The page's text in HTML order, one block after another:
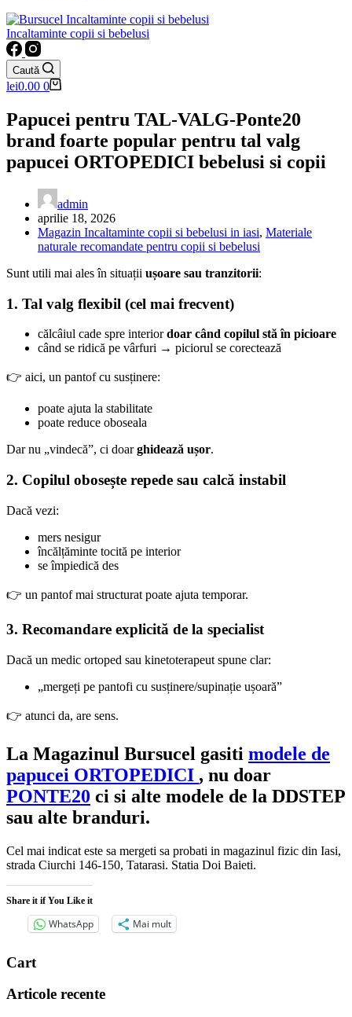
Incaltaminte copii si bebelusi
Caută
Coș
cumpărături
lei0.00 0
Papucei pentru TAL-VALG-Ponte20
brand foarte popular pentru tal valg
papucei ORTOPEDICI bebelusi si copii
admin
aprilie 18, 2026
Magazin Incaltaminte copii si bebelusi in iasi, Materiale
naturale recomandate pentru copii si bebelusi
Sunt utili mai ales în situații ușoare sau tranzitorii:
1. Tal valg flexibil (cel mai frecvent)
călcâiul cade spre interiordoar când copilul stă în picioare
când se ridică pe vârfuri → piciorul se corectează
👉 aici, un pantof cu susținere:
poate ajuta la stabilitate
poate reduce oboseala
Dar nu „vindecă”, ci doarghidează ușor.
2. Copilul obosește repede sau calcă instabil
Dacă vezi:
mers nesigur
încălțăminte tocită pe interior
se împiedică des
👉 un pantof mai structurat poate ajuta temporar.
3. Recomandare explicită de la specialist
Dacă un medic ortoped sau kinetoterapeut spune clar:
„mergeți pe pantofi cu susținere/supinație ușoară”
👉 atunci da, are sens.
La Magazinul Bursucel gasiti modele de
papucei ORTOPEDICI , nu doar
PONTE20 ci si alte modele de la DDSTEP
sau alte branduri.
Cel mai indicat este sa mergeti sa probati in magazinul fizic din Iasi,
strada Ciurchi 146-150, Tatarasi. Statia Doi Baieti.
Share it if You Like it
WhatsApp Mai mult
Cart
Articole recente